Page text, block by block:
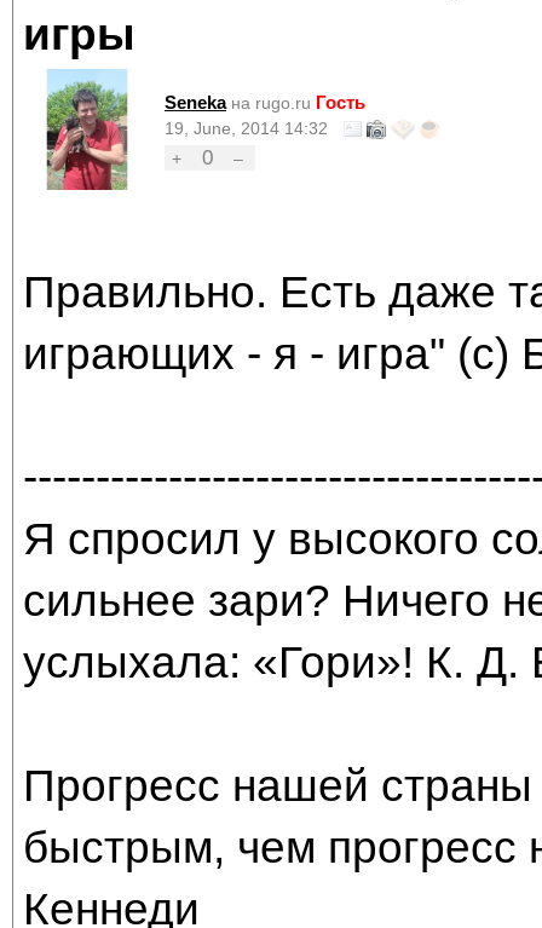
игры
Seneka на rugo.ru Гость
19, June, 2014 14:32
+
0 –
Правильно. Есть даже
играющих - я - игра" (с)
Я спросил у высокого
сильнее зари? Ничего
услыхала: «Гори»! К. Д.
Прогресс нашей
быстрым, чем прогресс
Кеннеди